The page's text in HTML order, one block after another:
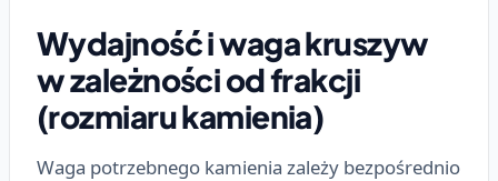
Wydajność i waga kruszyw
w zależności od frakcji
(rozmiaru kamienia)
Waga potrzebnego kamienia zależy bezpośrednio